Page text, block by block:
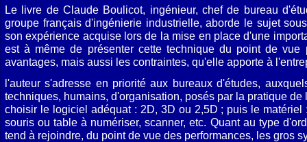
Le livre de Claude Boulicot, ingénieur, chef de bureau
groupe français d'ingénierie industrielle, aborde le sujet
son expérience acquise lors de la mise en place d'une
est à même de présenter cette technique du point de vue
avantages, mais aussi les contraintes, qu'elle apporte à
l'auteur s'adresse en priorité aux bureaux d'études,
techniques, humains, d'organisation, posés par la pratique de
choisir le logiciel adéquat : 2D, 3D ou 2,5D ; puis le matériel
souris ou table à numériser, scanner, etc. Quant au type
tend à rejoindre, du point de vue des performances, les gros